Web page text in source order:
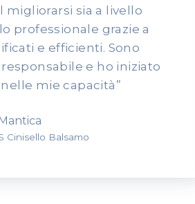
sia a livello
professionale grazie a
e efficienti. Sono
e ho iniziato
mie capacità”
Cinisello Balsamo